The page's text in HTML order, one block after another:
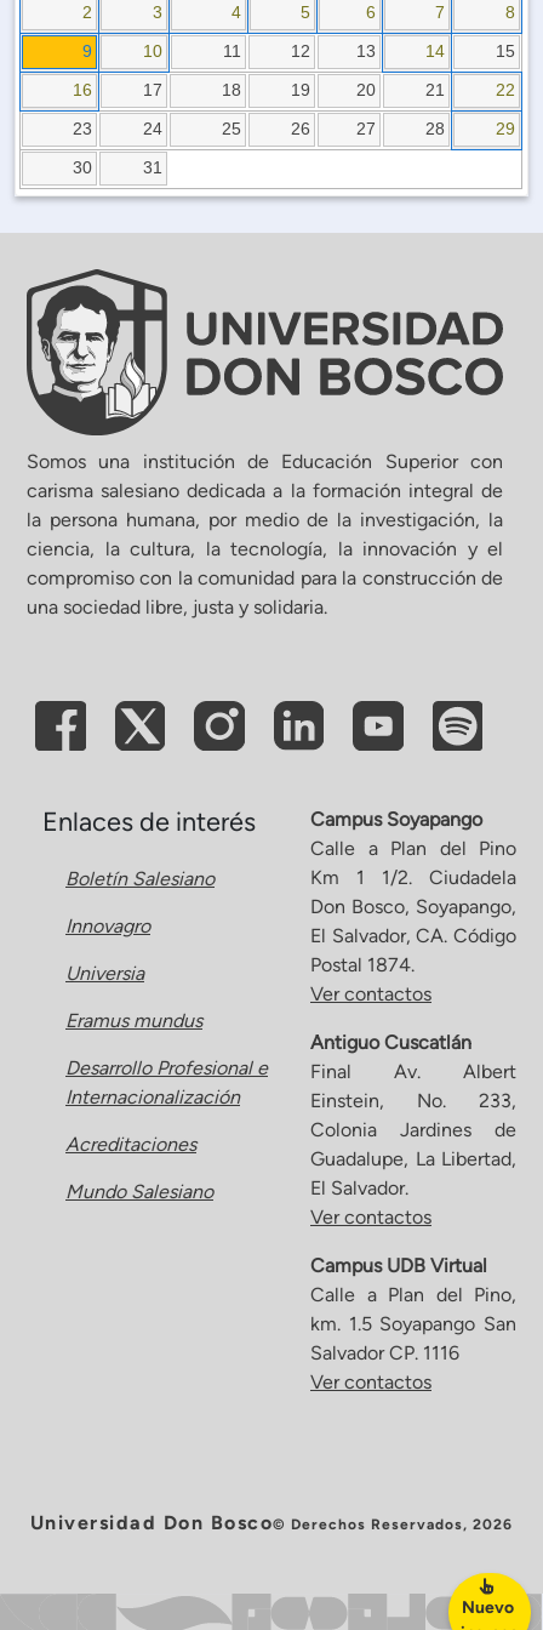
Capacitación Institucional
Estructura organizativa
Académica
Secretaría General
de Gestión Institucional
de Administración y Finanzas
Calidad Académica
Políticas institucionales
Acreditaciones
Boletín de noticias
Publicaciones
2
3 4 5 6 7
8
9
10 11 12 13 14
15
16
17 18 19 20 21
22
23
24 25 26 27 28
29
30
31
Nuevo
Somos una institución de Educación Superior con
carisma salesiano dedicada a la formación integral de
la persona humana, por medio de la investigación, la
ciencia, la cultura, la tecnología, la innovación y el
compromiso con la comunidad para la construcción de
una sociedad libre, justa y solidaria.
Enlaces de interés
Boletín Salesiano
Innovagro
Universia
Eramus mundus
Desarrollo Profesional e
Internacionalización
Acreditaciones
Mundo Salesiano
Campus Soyapango
Calle a Plan del Pino
Km 1 1/2. Ciudadela
Don Bosco, Soyapango,
El Salvador, CA. Código
Postal 1874.
Ver contactos
Antiguo Cuscatlán
Final Av. Albert
Einstein, No. 233,
Colonia Jardines de
Guadalupe, La Libertad,
El Salvador.
Ver contactos
Campus UDB Virtual
Calle a Plan del Pino,
km. 1.5 Soyapango San
Salvador CP. 1116
Ver contactos
Universidad Don Bosco© Derechos Reservados, 2026